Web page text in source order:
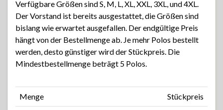
Verfügbare Größen sind S, M, L, XL, XXL, 3XL, und 4XL.
Der Vorstand ist bereits ausgestattet, die Größen sind
bislang wie erwartet ausgefallen. Der endgültige Preis
hängt von der Bestellmenge ab. Je mehr Polos bestellt
werden, desto günstiger wird der Stückpreis. Die
Mindestbestellmenge beträgt 5 Polos.
Menge Stückpreis